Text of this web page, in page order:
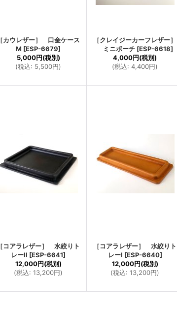
［カウレザー］ 口金ケース
M [ESP-6679]
5,000円(税別)
(税込: 5,500円)
［クレイジーカーフレザー］
ミニポーチ [ESP-6618]
4,000円(税別)
(税込: 4,400円)
［コアラレザー］ 水絞りト
レーII [ESP-6641]
12,000円(税別)
(税込: 13,200円)
［コアラレザー］ 水絞りト
レーI [ESP-6640]
12,000円(税別)
(税込: 13,200円)